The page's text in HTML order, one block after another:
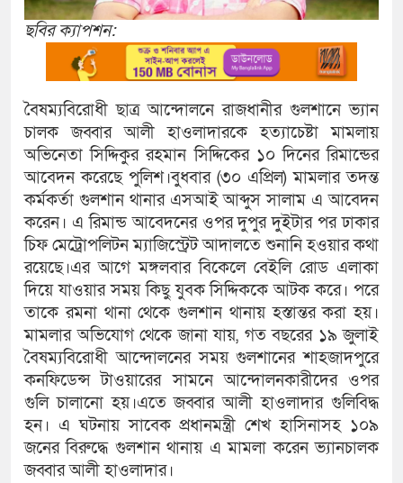
ছবির ক্যাপশন:
বৈষম্যবিরোধী ছাত্র আন্দোলনে রাজধানীর গুলশানে ভ্যান
চালক জব্বার আলী হাওলাদারকে হত্যাচেষ্টা মামলায়
অভিনেতা সিদ্দিকুর রহমান সিদ্দিকের ১০ দিনের রিমান্ডের
আবেদন করেছে পুলিশ।বুধবার (৩০ এপ্রিল) মামলার তদন্ত
কর্মকর্তা গুলশান থানার এসআই আব্দুস সালাম এ আবেদন
করেন। এ রিমান্ড আবেদনের ওপর দুপুর দুইটার পর ঢাকার
চিফ মেট্রোপলিটন ম্যাজিস্ট্রেট আদালতে শুনানি হওয়ার কথা
রয়েছে।এর আগে মঙ্গলবার বিকেলে বেইলি রোড এলাকা
দিয়ে যাওয়ার সময় কিছু যুবক সিদ্দিককে আটক করে। পরে
তাকে রমনা থানা থেকে গুলশান থানায় হস্তান্তর করা হয়।
মামলার অভিযোগ থেকে জানা যায়, গত বছরের ১৯ জুলাই
বৈষম্যবিরোধী আন্দোলনের সময় গুলশানের শাহজাদপুরে
কনফিডেন্স টাওয়ারের সামনে আন্দোলনকারীদের ওপর
গুলি চালানো হয়।এতে জব্বার আলী হাওলাদার গুলিবিদ্ধ
হন। এ ঘটনায় সাবেক প্রধানমন্ত্রী শেখ হাসিনাসহ ১০৯
জনের বিরুদ্ধে গুলশান থানায় এ মামলা করেন ভ্যানচালক
জব্বার আলী হাওলাদার।